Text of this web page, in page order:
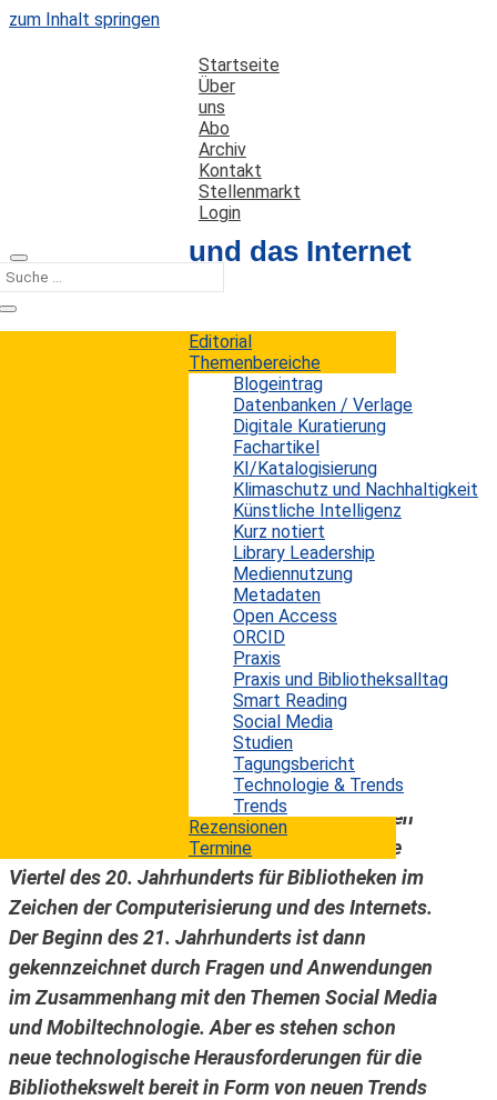
zum Inhalt springen
Startseite
Über
uns
Abo
Archiv
Kontakt
Stellenmarkt
Login
Editorial
Themenbereiche
Blogeintrag
Datenbanken / Verlage
Digitale Kuratierung
Fachartikel
KI/Katalogisierung
Klimaschutz und Nachhaltigkeit
Künstliche Intelligenz
Kurz notiert
Library Leadership
Mediennutzung
Metadaten
Open Access
ORCID
Praxis
Praxis und Bibliotheksalltag
Smart Reading
Social Media
Studien
Tagungsbericht
Technologie & Trends
Trends
Rezensionen
Termine
Bibliotheken und das Internet
der Dinge
Autor: Erwin König
Man muss heute nicht mehr extra darauf
hinweisen, dass wir uns in einer immer schneller
drehenden Entwicklungsspirale im Bereich der
Informations- und Kommunikationstechnologie
befinden, und dass diese technischen
Fortschritte und Innovationen auch
Auswirkungen auf Bibliotheken haben. Oder
etwas prägnanter ausgedrückt, selbst
Bibliotheken können sich dem technologischen
Einfluss nicht entziehen, und sollten dies auch
nicht, wenn sie in den nächsten Jahrzehnten eine
weitere wichtige Rolle in der
Informationsversorgung der Menschen spielen
wollen. Historisch betrachtet stand das letzte
Viertel des 20. Jahrhunderts für Bibliotheken im
Zeichen der Computerisierung und des Internets.
Der Beginn des 21. Jahrhunderts ist dann
gekennzeichnet durch Fragen und Anwendungen
im Zusammenhang mit den Themen Social Media
und Mobiltechnologie. Aber es stehen schon
neue technologische Herausforderungen für die
Bibliothekswelt bereit in Form von neuen Trends